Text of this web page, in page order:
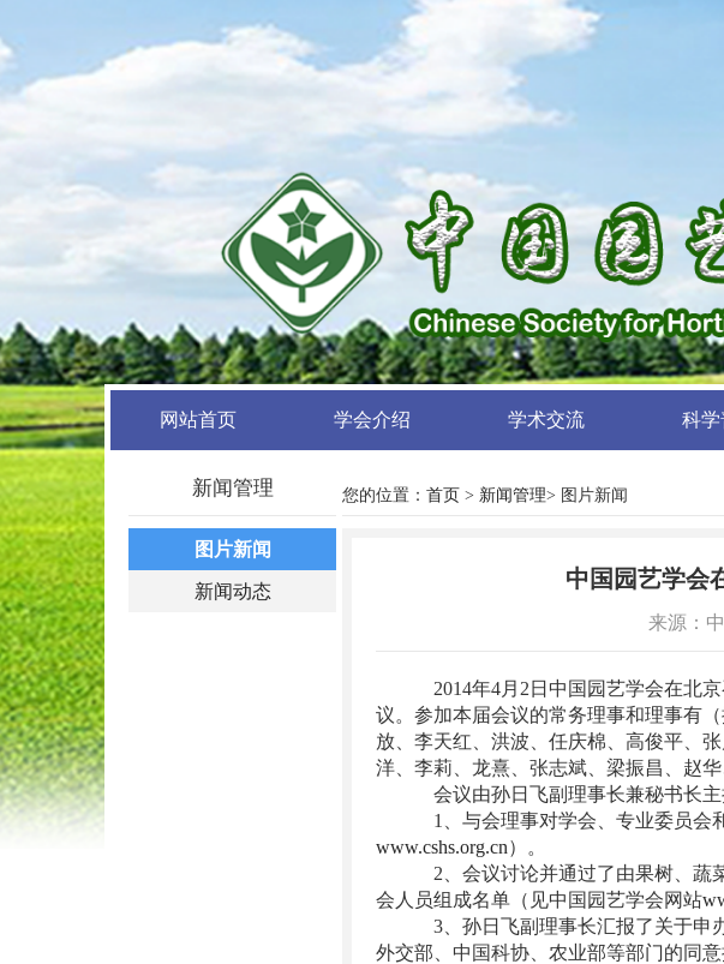
网站首页 学会介绍 学术交流 科学
新闻管理
图片新闻
新闻动态
您的位置：首页 > 新闻管理> 图片新闻
中国园艺学会
来源：
2014年4月2日中国园艺学会在北京召
议。参加本届会议的常务理事和理事有
放、李天红、洪波、任庆棉、高俊平、
洋、李莉、龙熹、张志斌、梁振昌、赵
会议由孙日飞副理事长兼秘书长主
1、与会理事对学会、专业委员会和
www.cshs.org.cn）。
2、会议讨论并通过了由果树、蔬菜
会人员组成名单（见中国园艺学会网站
3、孙日飞副理事长汇报了关于申办
外交部、中国科协、农业部等部门的同